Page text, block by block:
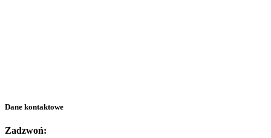
Dane kontaktowe
Zadzwoń: